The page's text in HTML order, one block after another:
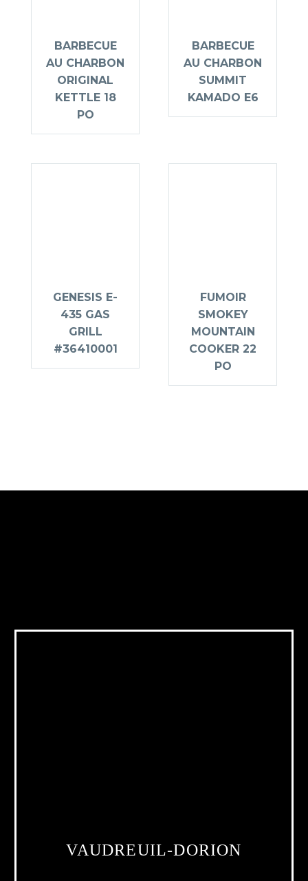
BARBECUE
AU CHARBON
ORIGINAL
KETTLE 18
PO
BARBECUE
AU CHARBON
SUMMIT
KAMADO E6
GENESIS E-
435 GAS
GRILL
#36410001
FUMOIR
SMOKEY
MOUNTAIN
COOKER 22
PO
VAUDREUIL-DORION